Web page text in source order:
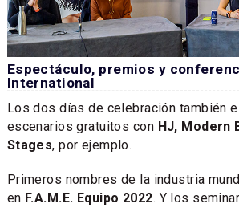
Espectáculo, premios y
International
Los dos días de celebración también
escenarios gratuitos con HJ, Modern
Stages, por ejemplo.
Primeros nombres de la industria
en F.A.M.E. Equipo 2022. Y los